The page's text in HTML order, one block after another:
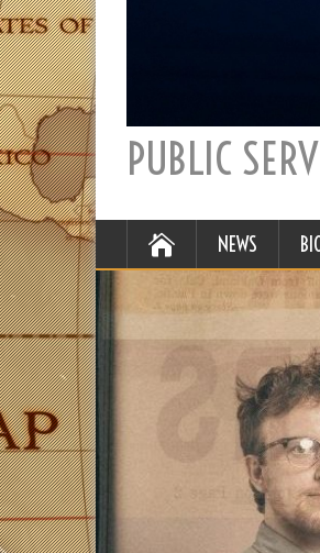
PUBLIC
NEWS